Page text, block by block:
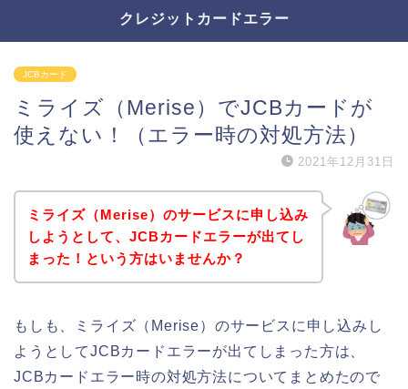
クレジットカードエラー
JCBカード
ミライズ（Merise）でJCBカードが
使えない！（エラー時の対処方法）
2021年12月31日
ミライズ（Merise）のサービスに申し込み
しようとして、JCBカードエラーが出てし
まった！という方はいませんか？
もしも、ミライズ（Merise）のサービスに申し込みし
ようとしてJCBカードエラーが出てしまった方は、
JCBカードエラー時の対処方法についてまとめたので